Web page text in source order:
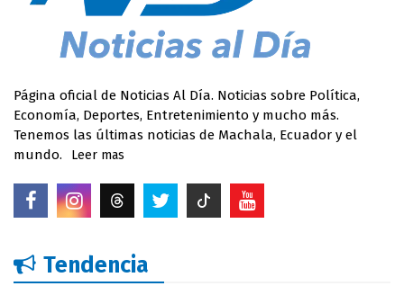
Página oficial de Noticias Al Día. Noticias sobre Política,
Economía, Deportes, Entretenimiento y mucho más.
Tenemos las últimas noticias de Machala, Ecuador y el
mundo.
Leer mas
Tendencia